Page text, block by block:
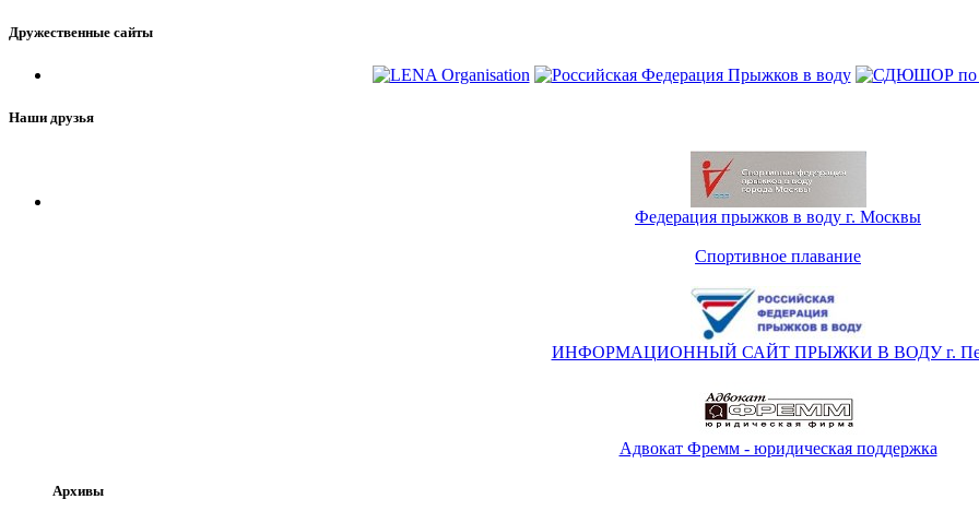
Дружественные сайты
Наши друзья
Федерация прыжков в воду г. Москвы
Спортивное плавание
ИНФОРМАЦИОННЫЙ САЙТ ПРЫЖКИ В ВОДУ г.
Адвокат Фремм - юридическая поддержка
Архивы